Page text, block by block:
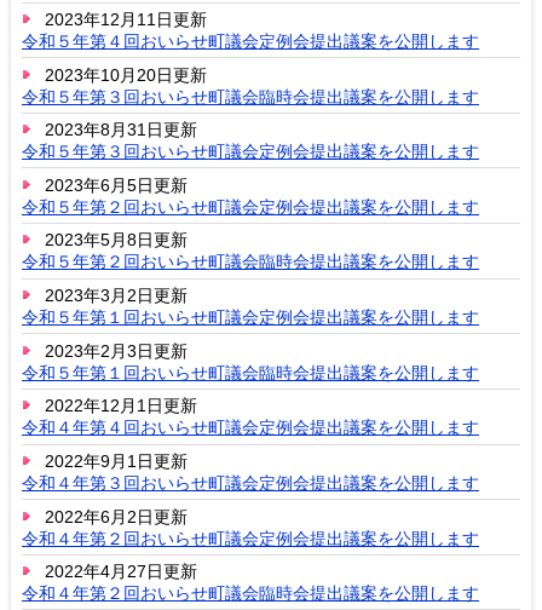
2023年12月11日更新
令和５年第４回おいらせ町議会定例会提出議案を公開します
2023年10月20日更新
令和５年第３回おいらせ町議会臨時会提出議案を公開します
2023年8月31日更新
令和５年第３回おいらせ町議会定例会提出議案を公開します
2023年6月5日更新
令和５年第２回おいらせ町議会定例会提出議案を公開します
2023年5月8日更新
令和５年第２回おいらせ町議会臨時会提出議案を公開します
2023年3月2日更新
令和５年第１回おいらせ町議会定例会提出議案を公開します
2023年2月3日更新
令和５年第１回おいらせ町議会臨時会提出議案を公開します
2022年12月1日更新
令和４年第４回おいらせ町議会定例会提出議案を公開します
2022年9月1日更新
令和４年第３回おいらせ町議会定例会提出議案を公開します
2022年6月2日更新
令和４年第２回おいらせ町議会定例会提出議案を公開します
2022年4月27日更新
令和４年第２回おいらせ町議会臨時会提出議案を公開します